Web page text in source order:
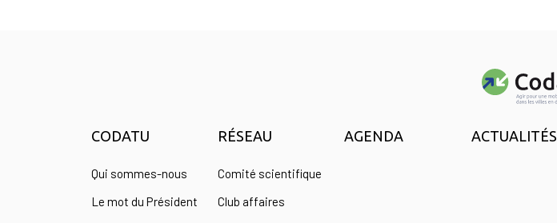
CODATU
Qui sommes-nous
Le mot du Président
RÉSEAU
Comité scientifique
Club affaires
AGENDA ACTUALITÉS